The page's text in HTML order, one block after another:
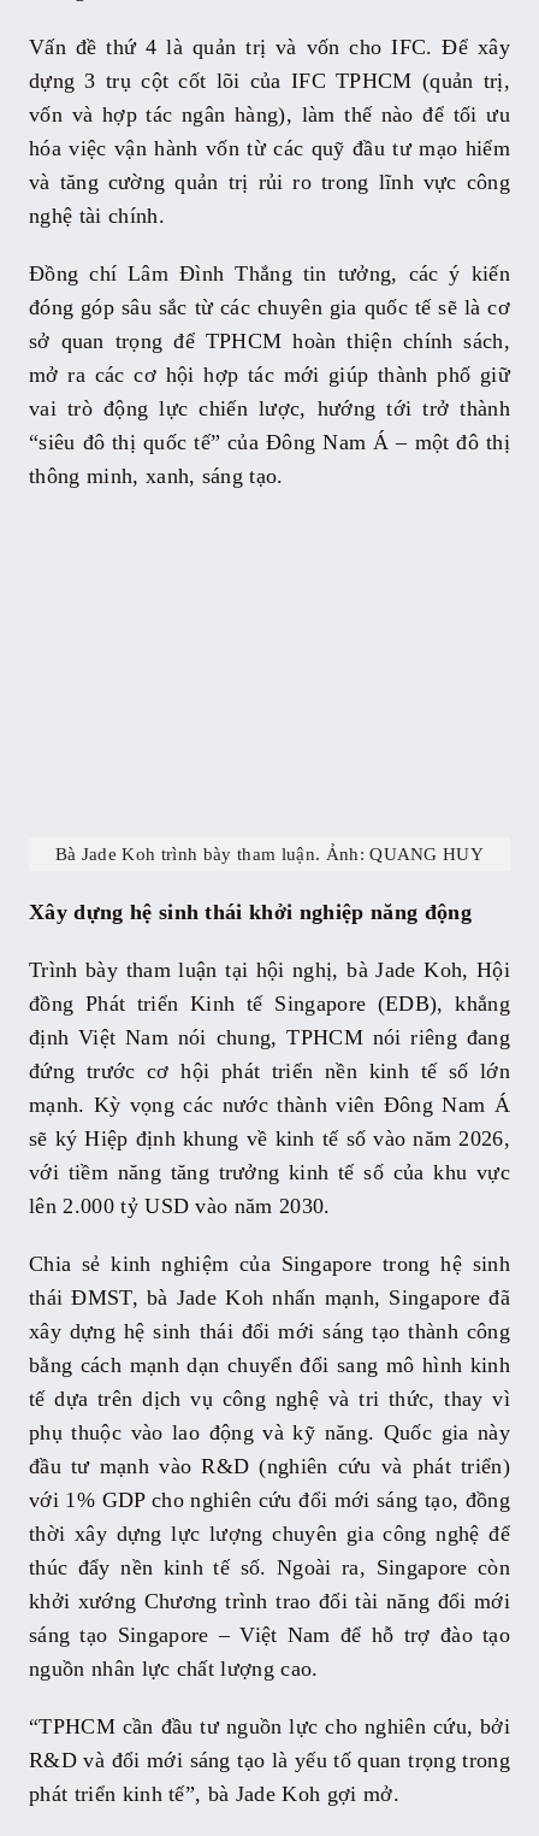
Vấn đề thứ 4 là quản trị và vốn cho IFC. Để xây
dựng 3 trụ cột cốt lõi của IFC TPHCM (quản trị,
vốn và hợp tác ngân hàng), làm thế nào để tối ưu
hóa việc vận hành vốn từ các quỹ đầu tư mạo hiểm
và tăng cường quản trị rủi ro trong lĩnh vực công
nghệ tài chính.
Đồng chí Lâm Đình Thắng tin tưởng, các ý kiến
đóng góp sâu sắc từ các chuyên gia quốc tế sẽ là cơ
sở quan trọng để TPHCM hoàn thiện chính sách,
mở ra các cơ hội hợp tác mới giúp thành phố giữ
vai trò động lực chiến lược, hướng tới trở thành
“siêu đô thị quốc tế” của Đông Nam Á – một đô thị
thông minh, xanh, sáng tạo.
Bà Jade Koh trình bày tham luận. Ảnh: QUANG HUY
Xây dựng hệ sinh thái khởi nghiệp năng động
Trình bày tham luận tại hội nghị, bà Jade Koh, Hội
đồng Phát triển Kinh tế Singapore (EDB), khẳng
định Việt Nam nói chung, TPHCM nói riêng đang
đứng trước cơ hội phát triển nền kinh tế số lớn
mạnh. Kỳ vọng các nước thành viên Đông Nam Á
sẽ ký Hiệp định khung về kinh tế số vào năm 2026,
với tiềm năng tăng trưởng kinh tế số của khu vực
lên 2.000 tỷ USD vào năm 2030.
Chia sẻ kinh nghiệm của Singapore trong hệ sinh
thái ĐMST, bà Jade Koh nhấn mạnh, Singapore đã
xây dựng hệ sinh thái đổi mới sáng tạo thành công
bằng cách mạnh dạn chuyển đổi sang mô hình kinh
tế dựa trên dịch vụ công nghệ và tri thức, thay vì
phụ thuộc vào lao động và kỹ năng. Quốc gia này
đầu tư mạnh vào R&D (nghiên cứu và phát triển)
với 1% GDP cho nghiên cứu đổi mới sáng tạo, đồng
thời xây dựng lực lượng chuyên gia công nghệ để
thúc đẩy nền kinh tế số. Ngoài ra, Singapore còn
khởi xướng Chương trình trao đổi tài năng đổi mới
sáng tạo Singapore – Việt Nam để hỗ trợ đào tạo
nguồn nhân lực chất lượng cao.
“TPHCM cần đầu tư nguồn lực cho nghiên cứu, bởi
R&D và đổi mới sáng tạo là yếu tố quan trọng trong
phát triển kinh tế”, bà Jade Koh gợi mở.